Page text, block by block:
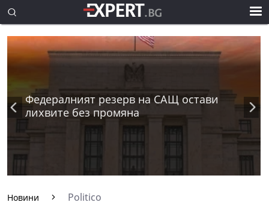
Федералният резерв на САЩ остави
лихвите без промяна
Новини Politico